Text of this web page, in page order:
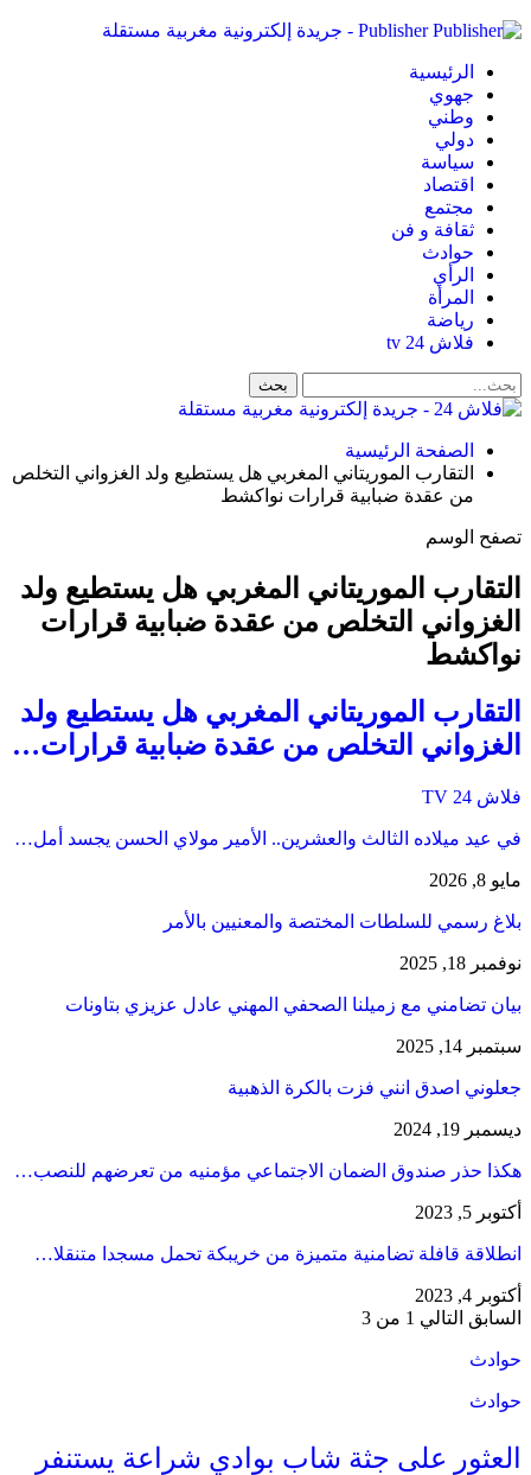
Publisher - جريدة إلكترونية مغربية مستقلة
الرئيسية
جهوي
وطني
دولي
سياسة
اقتصاد
مجتمع
ثقافة و فن
حوادث
الرأي
المرأة
رياضة
فلاش 24 tv
الصفحة الرئيسية
التقارب الموريتاني المغربي هل يستطيع ولد الغزواني التخلص
من عقدة ضبابية قرارات نواكشط
تصفح الوسم
التقارب الموريتاني المغربي هل يستطيع ولد
الغزواني التخلص من عقدة ضبابية قرارات
نواكشط
التقارب الموريتاني المغربي هل يستطيع ولد
الغزواني التخلص من عقدة ضبابية قرارات…
فلاش 24 TV
في عيد ميلاده الثالث والعشرين.. الأمير مولاي الحسن يجسد أمل…
مايو 8, 2026
بلاغ رسمي للسلطات المختصة والمعنيين بالأمر
نوفمبر 18, 2025
بيان تضامني مع زميلنا الصحفي المهني عادل عزيزي بتاونات
سبتمبر 14, 2025
جعلوني اصدق انني فزت بالكرة الذهبية
ديسمبر 19, 2024
هكذا حذر صندوق الضمان الاجتماعي مؤمنيه من تعرضهم للنصب…
أكتوبر 5, 2023
انطلاقة قافلة تضامنية متميزة من خريبكة تحمل مسجدا متنقلا…
أكتوبر 4, 2023
السابق التالي 1 من 3
حوادث
حوادث
العثور على جثة شاب بوادي شراعة يستنفر